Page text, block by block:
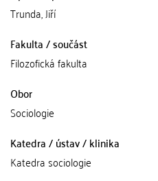
Trunda, Jiří
Fakulta / součást
Filozofická fakulta
Obor
Sociologie
Katedra / ústav / klinika
Katedra sociologie